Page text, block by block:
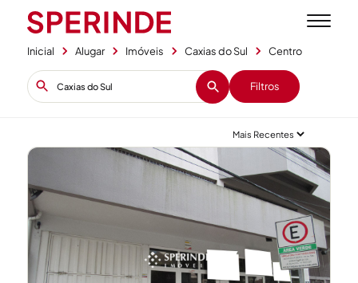
Inicial Alugar Imóveis Caxias do Sul Centro
+1 Filtros